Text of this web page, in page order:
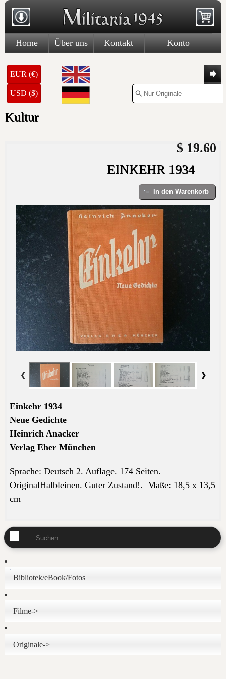
Home Über uns Kontakt Konto
EUR (€)
USD ($)
Kultur
$ 19.60
EINKEHR 1934
In den Warenkorb
Einkehr 1934
Neue Gedichte
Heinrich Anacker
Verlag Eher München
Sprache: Deutsch 2. Auflage. 174 Seiten.
OriginalHalbleinen. Guter Zustand!. Maße: 18,5 x 13,5
cm
Bibliotek/eBook/Fotos
Filme->
Originale->